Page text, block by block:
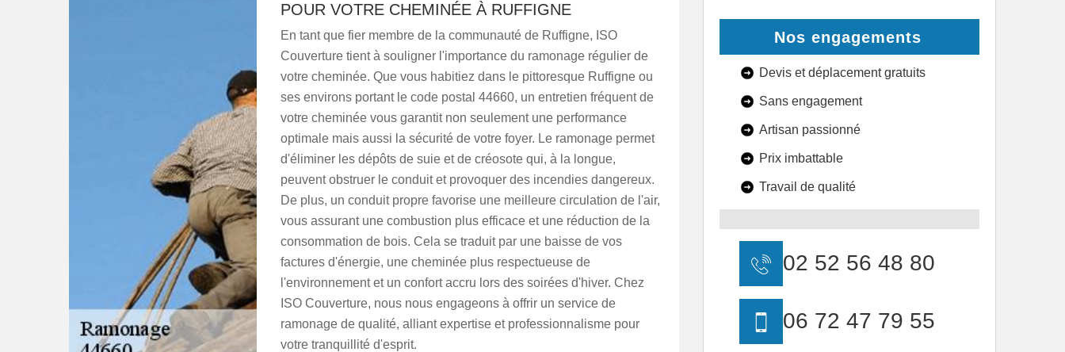
POUR VOTRE CHEMINÉE À RUFFIGNE
En tant que fier membre de la communauté de Ruffigne, ISO
Couverture tient à souligner l'importance du ramonage régulier de
votre cheminée. Que vous habitiez dans le pittoresque Ruffigne ou
ses environs portant le code postal 44660, un entretien fréquent de
votre cheminée vous garantit non seulement une performance
optimale mais aussi la sécurité de votre foyer. Le ramonage permet
d'éliminer les dépôts de suie et de créosote qui, à la longue,
peuvent obstruer le conduit et provoquer des incendies dangereux.
De plus, un conduit propre favorise une meilleure circulation de l'air,
vous assurant une combustion plus efficace et une réduction de la
consommation de bois. Cela se traduit par une baisse de vos
factures d'énergie, une cheminée plus respectueuse de
l'environnement et un confort accru lors des soirées d'hiver. Chez
ISO Couverture, nous nous engageons à offrir un service de
ramonage de qualité, alliant expertise et professionnalisme pour
votre tranquillité d'esprit.
Nos engagements
Devis et déplacement gratuits
Sans engagement
Artisan passionné
Prix imbattable
Travail de qualité
02 52 56 48 80
06 72 47 79 55